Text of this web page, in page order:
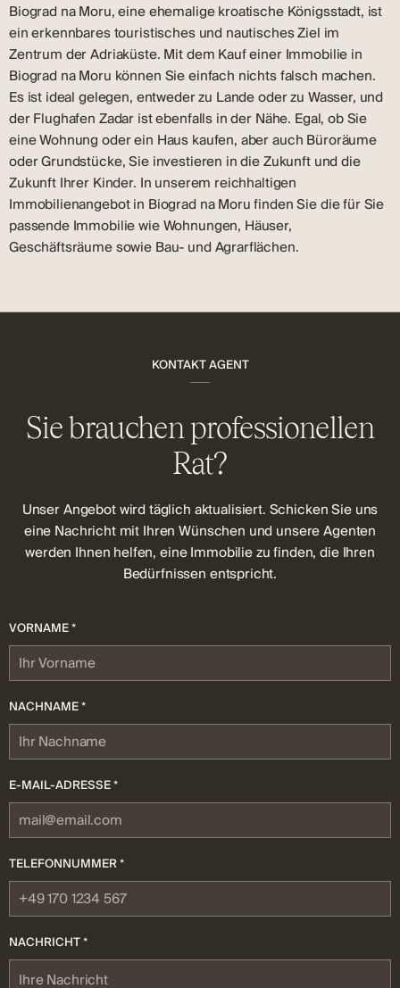
Biograd na Moru, eine ehemalige kroatische Königsstadt, ist
ein erkennbares touristisches und nautisches Ziel im
Zentrum der Adriaküste. Mit dem Kauf einer Immobilie in
Biograd na Moru können Sie einfach nichts falsch machen.
Es ist ideal gelegen, entweder zu Lande oder zu Wasser, und
der Flughafen Zadar ist ebenfalls in der Nähe. Egal, ob Sie
eine Wohnung oder ein Haus kaufen, aber auch Büroräume
oder Grundstücke, Sie investieren in die Zukunft und die
Zukunft Ihrer Kinder. In unserem reichhaltigen
Immobilienangebot in Biograd na Moru finden Sie die für Sie
passende Immobilie wie Wohnungen, Häuser,
Geschäftsräume sowie Bau- und Agrarflächen.
KONTAKT AGENT
Sie brauchen professionellen
Rat?
Unser Angebot wird täglich aktualisiert. Schicken Sie uns
eine Nachricht mit Ihren Wünschen und unsere Agenten
werden Ihnen helfen, eine Immobilie zu finden, die Ihren
Bedürfnissen entspricht.
VORNAME *
NACHNAME *
E-MAIL-ADRESSE *
TELEFONNUMMER *
NACHRICHT *